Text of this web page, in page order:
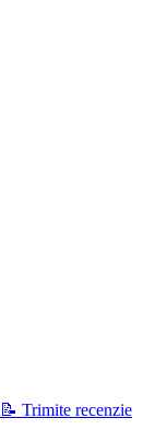
📝 Trimite recenzie